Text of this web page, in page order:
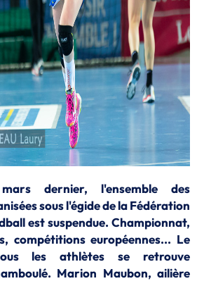
dernier, l'ensemble des
sous l'égide de la Fédération
est suspendue. Championnat,
compétitions européennes... Le
les athlètes se retrouve
Marion Maubon, ailière